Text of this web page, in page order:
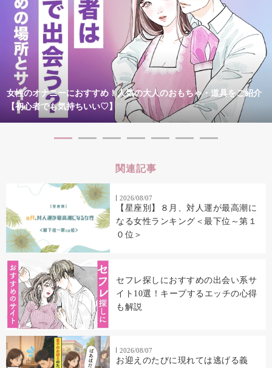
女性のオナニーにおすすめ！人気の大人のおもちゃ・道具をご紹介
【初心者でも気持ちいい♡】
関連記事
2026/08/07
【星座別】８月、対人運が最高潮に
なる女性ランキング＜最下位～第１
０位＞
セフレ探しにおすすめの出会い系サ
イト10選！キープするエッチの心得
も解説
2026/08/07
お迎えのたびに現れては逃げる義